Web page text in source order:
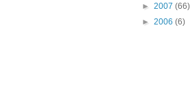
► 2007 (66)
► 2006 (6)